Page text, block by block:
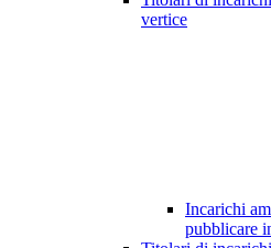
vertice
Incarichi
pubblicare